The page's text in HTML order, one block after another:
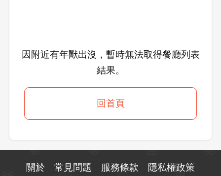
因附近有年獸出沒，暫時無法取得餐廳列表
結果。
回首頁
登出
關於 常見問題 服務條款
隱私權政策